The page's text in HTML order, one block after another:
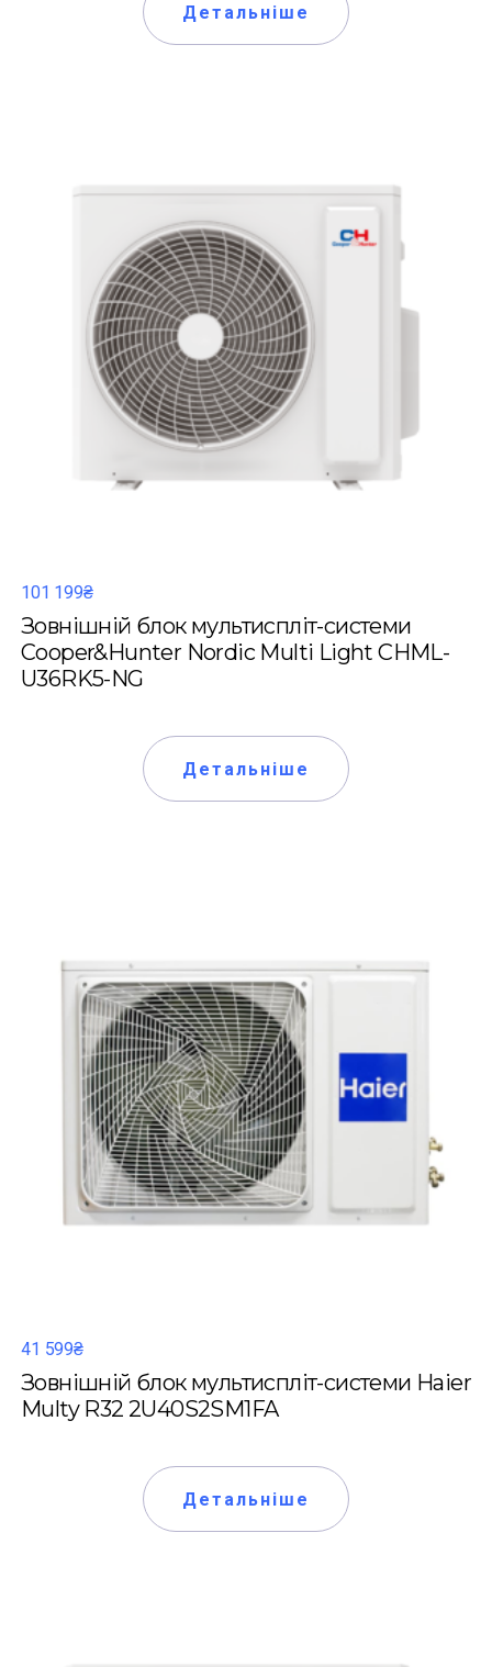
Детальніше
101 199₴
Зовнішній блок мультиспліт-системи
Cooper&Hunter Nordic Multi Light CHML-
U36RK5-NG
Детальніше
41 599₴
Зовнішній блок мультиспліт-системи Haier
Multy R32 2U40S2SM1FA
Детальніше